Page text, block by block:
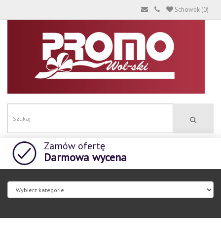
Schowek (0)
Zamów ofertę
Darmowa wycena